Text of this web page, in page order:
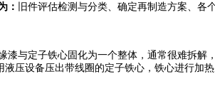
： 旧件评估检测与分类、确定再制造方案、各
定子铁心固化为一个整体，通常很难拆解，
液压设备压出带线圈的定子铁心，铁心进行加